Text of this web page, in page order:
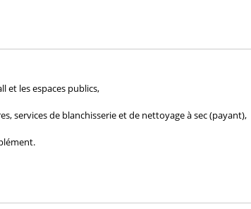
et les espaces publics,
services de blanchisserie et de nettoyage à sec (payant),